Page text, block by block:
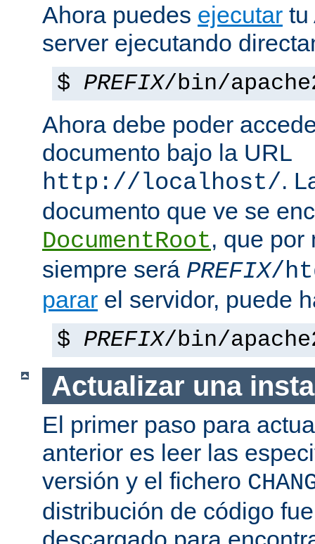
Ahora puedes ejecutar tu
server ejecutando
$ PREFIX/bin/
Ahora debe poder
documento bajo la URL
http://localhost/.
documento que ve se
DocumentRoot, que por
siempre será PREFIX/
parar el servidor, puede
$ PREFIX/bin/
Actualizar una
El primer paso para
anterior es leer las
versión y el fichero
distribución de código